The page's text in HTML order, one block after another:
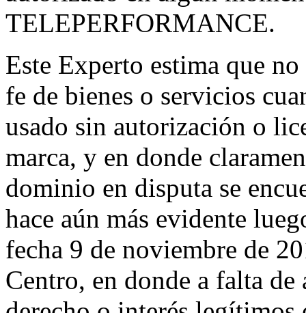
TELEPERFORMANCE.
Este Experto estima que
fe de bienes o servicios
usado sin autorización o
marca, y en donde
dominio en disputa se
hace aún más evidente
fecha 9 de noviembre de
Centro, en donde a falta